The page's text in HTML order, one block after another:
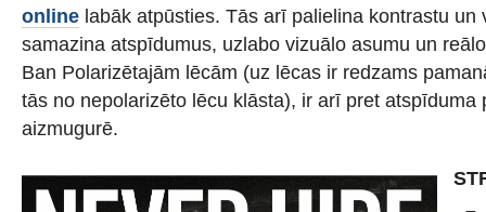
online labāk atpūsties. Tās arī palielina kontrastu un
samazina atspīdumus, uzlabo vizuālo asumu un
Ban Polarizētajām lēcām (uz lēcas ir redzams
tās no nepolarizēto lēcu klāsta), ir arī pret atspīduma
aizmugurē.